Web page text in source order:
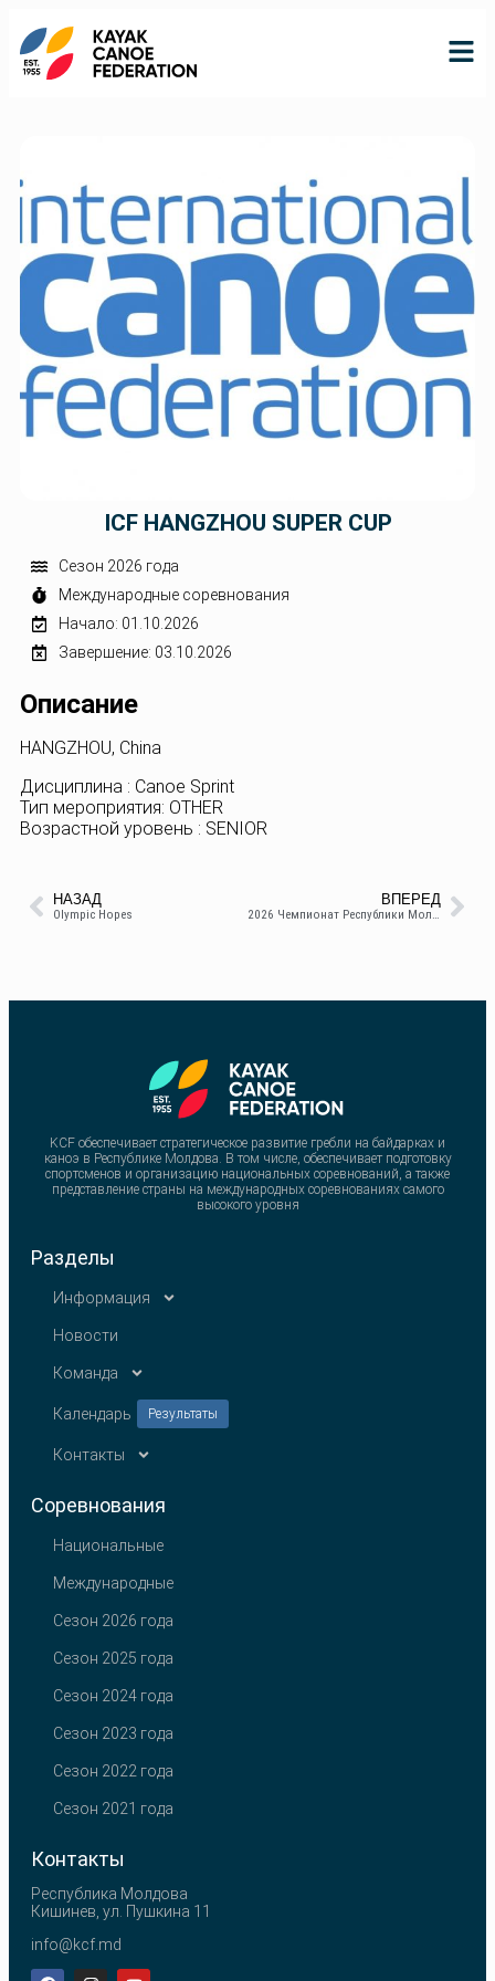
RU
EN
ICF HANGZHOU SUPER CUP
Сезон 2026 года
Международные соревнования
Начало: 01.10.2026
Завершение: 03.10.2026
Описание
HANGZHOU, China
Дисциплина : Canoe Sprint
Тип мероприятия: OTHER
Возрастной уровень : SENIOR
НАЗАД
Olympic Hopes
ВПЕРЕД
2026 Чемпионат Республики Молдова по ОФП 20.02-21.02
KCF обеспечивает стратегическое развитие гребли на байдарках и
каноэ в Республике Молдова. В том числе, обеспечивает подготовку
спортсменов и организацию национальных соревнований, а также
представление страны на международных соревнованиях самого
высокого уровня
Разделы
Информация
Новости
Команда
Календарь Результаты
Контакты
Соревнования
Национальные
Международные
Сезон 2026 года
Сезон 2025 года
Сезон 2024 года
Сезон 2023 года
Сезон 2022 года
Сезон 2021 года
Контакты
Республика Молдова
Кишинев, ул. Пушкина 11
info@kcf.md